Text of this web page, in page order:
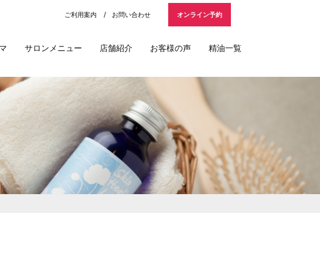
オンライン予約
お問い合わせ
ご利用案内
サロンメニュー 店舗紹介 お客様の声 精油一覧